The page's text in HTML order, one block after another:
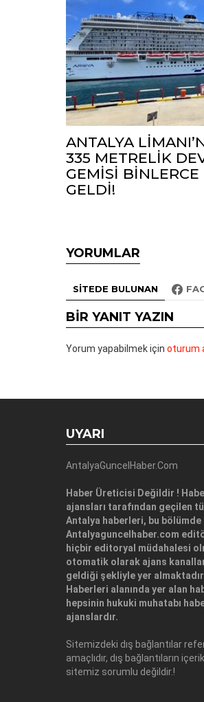
ANTALYA
335 METRELİK
GEMİSİ BİNLERCE
GELDİ!
YORUMLAR
SITEDE BULUNAN
BIR YANIT YAZIN
Yorum yapabilmek için oturum
UYARI
AntalyaGuncelHaber.Com
Haber Üreticisi Değildir !
ajansları tarafından geçilen
Antalya haberleri, bu bölümde
Antalyaguncelhaber.com
hiçbir editoryal müdahalesi
otomatik olarak ajans
geldiği şekliyle yer
Haberleri alanında yer alan
hepsinin hukuki muhatabı
ajanslardır.
Sitemizdeki dış bağlantılar
amaçlıdır, dış bağlantıların
sitemiz sorumlu değildir.!